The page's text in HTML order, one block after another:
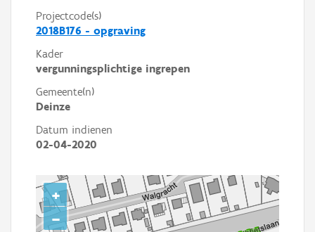
Projectcode(s)
2018B176 - opgraving
Kader
vergunningsplichtige ingrepen
Gemeente(n)
Deinze
Datum indienen
02-04-2020
+
−